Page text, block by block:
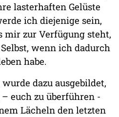
lasterhaften Gelüste
ich diejenige sein,
mir zur Verfügung steht,
wenn ich dadurch
habe.
dazu ausgebildet,
euch zu überführen -
Lächeln den letzten